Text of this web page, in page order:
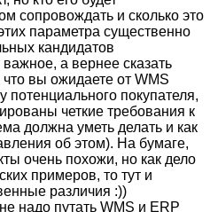
сопровождать и сколько это
параметра существенно
кандидатов
а вернее сказать
вы ожидаете от WMS
потенциального покупателя,
четкие требования к
должна уметь делать и как
об этом). На бумаге,
очень похожи, но как дело
примеров, то тут и
различия :))
надо путать WMS и ERP